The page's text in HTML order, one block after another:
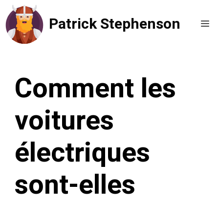
Aller
au
contenu
Patrick Stephenson
Comment les
voitures
électriques
sont-elles